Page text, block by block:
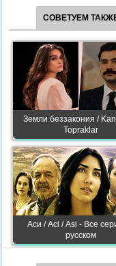
СОВЕТУЕМ
Земли беззакония /
Topraklar
Аси / Асі / Asi - Все
русском